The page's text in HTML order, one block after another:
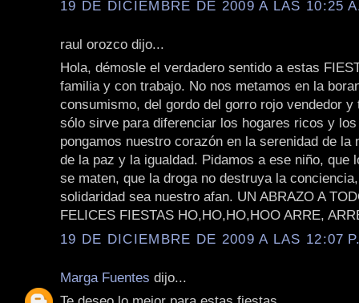
19 DE DICIEMBRE DE 2009 A LAS 10:25
raul orozco dijo...
Hola, démosle el verdadero sentido a estas
familia y con trabajo. No nos metamos en la
consumismo, del gordo del gorro rojo vendedor y
sólo sirve para diferenciar los hogares ricos y
pongamos nuestro corazón en la serenidad de la
de la paz y la igualdad. Pidamos a ese niño, que
se maten, que la droga no destruya la
solidaridad sea nuestro afan. UN ABRAZO A
FELICES FIESTAS HO,HO,HO,HOO ARRE,
19 DE DICIEMBRE DE 2009 A LAS 12:07
Marga Fuentes dijo...